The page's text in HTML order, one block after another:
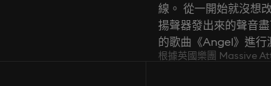
線。 從一開始就沒想
揚聲器發出來的聲音
的歌曲《Angel》進行
根據英國樂團 Massive